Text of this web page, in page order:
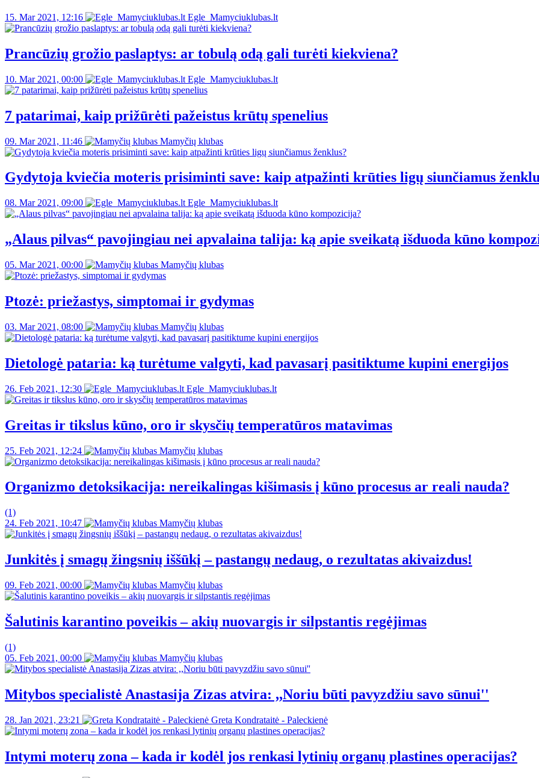
15. Mar 2021, 12:16 Egle_Mamyciuklubas.lt
Prancūzių grožio paslaptys: ar tobulą odą gali turėti kiekviena?
10. Mar 2021, 00:00 Egle_Mamyciuklubas.lt
7 patarimai, kaip prižūrėti pažeistus krūtų spenelius
09. Mar 2021, 11:46 Mamyčių klubas
Gydytoja kviečia moteris prisiminti save: kaip atpažinti krūties ligų siunčiamus
08. Mar 2021, 09:00 Egle_Mamyciuklubas.lt
„Alaus pilvas“ pavojingiau nei apvalaina talija: ką apie sveikatą išduoda kūno
05. Mar 2021, 00:00 Mamyčių klubas
Ptozė: priežastys, simptomai ir gydymas
03. Mar 2021, 08:00 Mamyčių klubas
Dietologė pataria: ką turėtume valgyti, kad pavasarį pasitiktume kupini energijos
26. Feb 2021, 12:30 Egle_Mamyciuklubas.lt
Greitas ir tikslus kūno, oro ir skysčių temperatūros matavimas
25. Feb 2021, 12:24 Mamyčių klubas
Organizmo detoksikacija: nereikalingas kišimasis į kūno procesus ar reali nauda?
(1)
24. Feb 2021, 10:47
Mamyčių klubas
Junkitės į smagų žingsnių iššūkį – pastangų nedaug, o rezultatas akivaizdus!
09. Feb 2021, 00:00 Mamyčių klubas
Šalutinis karantino poveikis – akių nuovargis ir silpstantis regėjimas
(1)
05. Feb 2021, 00:00
Mamyčių klubas
Mitybos specialistė Anastasija Zizas atvira: ,,Noriu būti pavyzdžiu savo sūnui''
28. Jan 2021, 23:21 Greta Kondrataitė - Paleckienė
Intymi moterų zona – kada ir kodėl jos renkasi lytinių organų plastines operacijas?